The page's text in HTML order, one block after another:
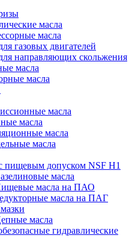
масла
масла
газовых двигателей
направляющих скольжения
масла
масла
масла
масла
масла
масла
пищевым допуском NSF H1
масла
масла на ПАО
масла на ПАГ
масла
гидравлические